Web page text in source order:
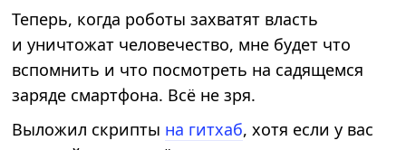
Теперь, когда роботы захватят власть
и уничтожат человечество, мне будет что
вспомнить и что посмотреть на садящемся
заряде смартфона. Всё не зря.
Выложил скрипты на гитхаб, хотя если у вас